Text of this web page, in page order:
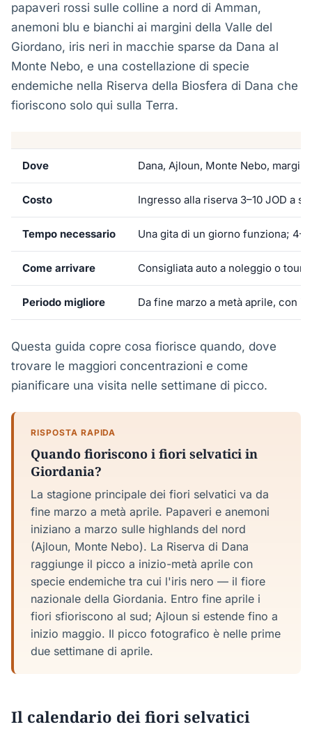
papaveri rossi sulle colline a nord di Amman,
anemoni blu e bianchi ai margini della Valle del
Giordano, iris neri in macchie sparse da Dana al
Monte Nebo, e una costellazione di specie
endemiche nella Riserva della Biosfera di Dana che
fioriscono solo qui sulla Terra.
Dove Dana, Ajloun, Monte Nebo, margini
Costo Ingresso alla riserva 3–10 JOD a
Tempo necessario Una gita di un giorno funziona;
Come arrivare Consigliata auto a noleggio o tour
Periodo migliore Da fine marzo a metà aprile, con
Questa guida copre cosa fiorisce quando, dove
trovare le maggiori concentrazioni e come
pianificare una visita nelle settimane di picco.
RISPOSTA RAPIDA
Quando fioriscono i fiori selvatici in
Giordania?
La stagione principale dei fiori selvatici va da
fine marzo a metà aprile. Papaveri e anemoni
iniziano a marzo sulle highlands del nord
(Ajloun, Monte Nebo). La Riserva di Dana
raggiunge il picco a inizio-metà aprile con
specie endemiche tra cui l'iris nero — il fiore
nazionale della Giordania. Entro fine aprile i
fiori sfioriscono al sud; Ajloun si estende fino a
inizio maggio. Il picco fotografico è nelle prime
due settimane di aprile.
Il calendario dei fiori selvatici